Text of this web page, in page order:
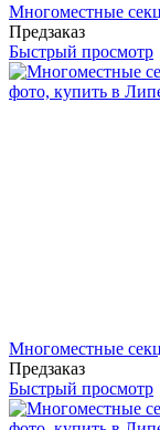
Многоместные
Предзаказ
Быстрый просмотр
Многоместные
Предзаказ
Быстрый просмотр